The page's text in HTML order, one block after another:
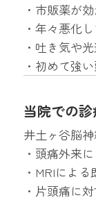
・市販薬が
・年々悪化
・吐き気や
・初めて強
当院での
井土ヶ谷脳
・頭痛外来
・MRIによ
・片頭痛に